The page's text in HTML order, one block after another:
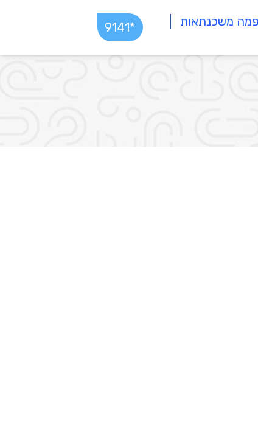
פמה משכנתאות
*9141